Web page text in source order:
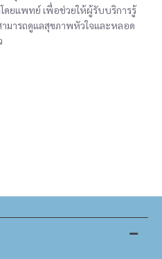
ดยแพทย์ เพื่อช่วยให้ผู้รับบริการรู้
ามารถดูแลสุขภาพหัวใจและหลอด